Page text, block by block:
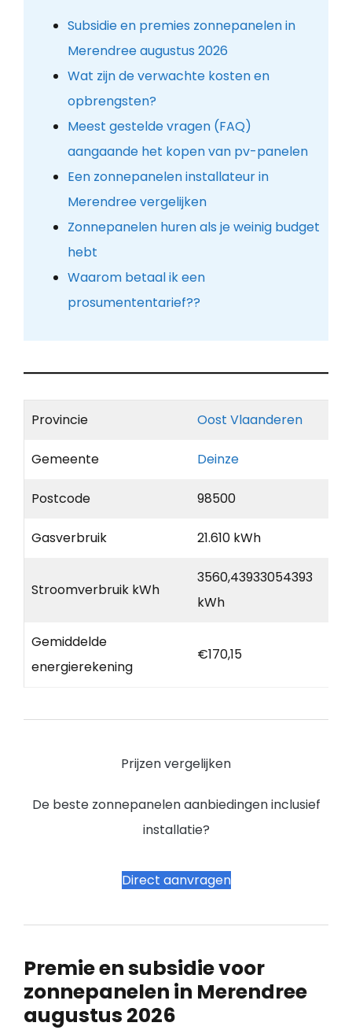
Subsidie en premies zonnepanelen in
Merendree augustus 2026
Wat zijn de verwachte kosten en
opbrengsten?
Meest gestelde vragen (FAQ)
aangaande het kopen van pv-panelen
Een zonnepanelen installateur in
Merendree vergelijken
Zonnepanelen huren als je weinig budget
hebt
Waarom betaal ik een
prosumententarief??
Provincie Oost Vlaanderen
Gemeente Deinze
Postcode 98500
Gasverbruik 21.610 kWh
Stroomverbruik kWh
3560,43933054393
kWh
Gemiddelde
energierekening
€170,15
Prijzen vergelijken
De beste zonnepanelen aanbiedingen inclusief
installatie?
Direct aanvragen
Premie en subsidie voor
zonnepanelen in Merendree
augustus 2026